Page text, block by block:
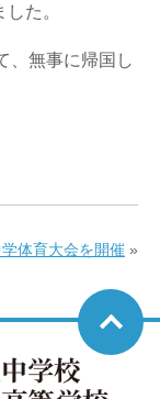
た。
、無事に帰国し
体育大会を開催 »